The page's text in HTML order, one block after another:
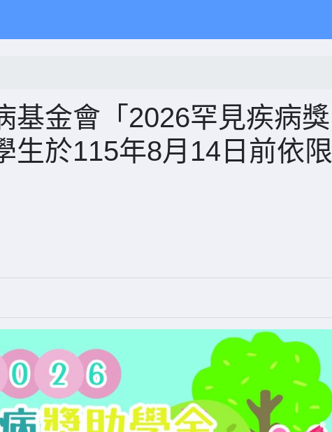
基金會「2026罕見疾病獎
生於115年8月14日前依限